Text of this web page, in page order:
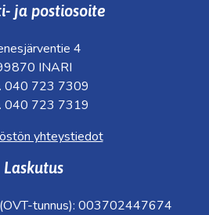
ja postiosoite
4
INARI
040 723 7309
040 723 7319
yhteystiedot
Laskutus
tunnus): 003702447674